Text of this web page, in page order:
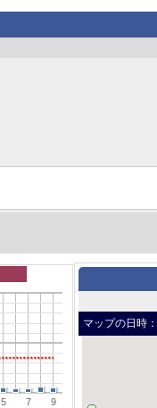
5 7 9
マップの日時：